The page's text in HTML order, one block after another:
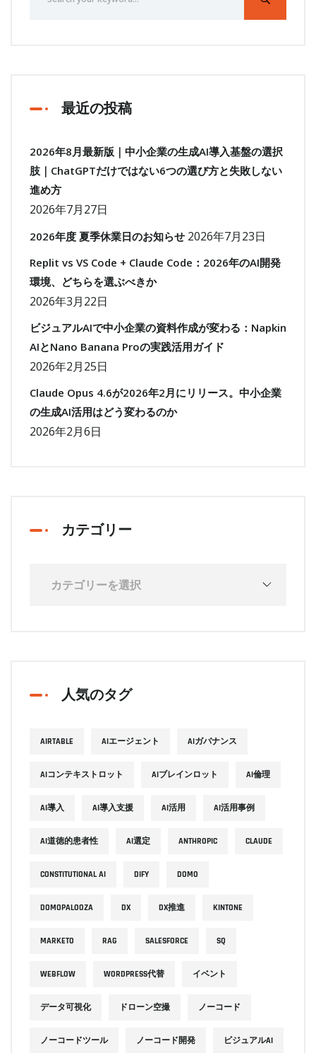
最近の投稿
2026年8月最新版｜中小企業の生成AI導入基盤の選択
肢｜ChatGPTだけではない6つの選び方と失敗しない
進め方
2026年7月27日
2026年度 夏季休業日のお知らせ 2026年7月23日
Replit vs VS Code + Claude Code：2026年のAI開発
環境、どちらを選ぶべきか
2026年3月22日
ビジュアルAIで中小企業の資料作成が変わる：Napkin
AIとNano Banana Proの実践活用ガイド
2026年2月25日
Claude Opus 4.6が2026年2月にリリース。中小企業
の生成AI活用はどう変わるのか
2026年2月6日
カテゴリー
人気のタグ
AIRTABLE AIエージェント AIガバナンス
AIコンテキストロット AIブレインロット AI倫理
AI導入 AI導入支援 AI活用 AI活用事例
AI道徳的患者性 AI選定 ANTHROPIC CLAUDE
CONSTITUTIONAL AI DIFY DOMO
DOMOPALOOZA DX DX推進 KINTONE
MARKETO RAG SALESFORCE SQ
WEBFLOW WORDPRESS代替 イベント
データ可視化 ドローン空撮 ノーコード
ノーコードツール ノーコード開発 ビジュアルAI